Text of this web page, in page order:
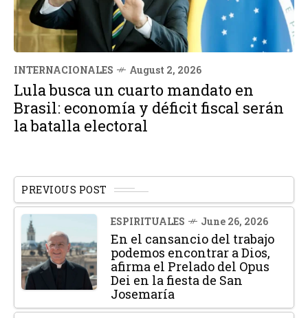
INTERNACIONALES August 2, 2026
Lula busca un cuarto mandato en
Brasil: economía y déficit fiscal serán
la batalla electoral
PREVIOUS POST
ESPIRITUALES June 26, 2026
En el cansancio del trabajo
podemos encontrar a Dios,
afirma el Prelado del Opus
Dei en la fiesta de San
Josemaría